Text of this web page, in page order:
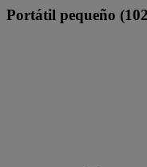
Portátil pequeño